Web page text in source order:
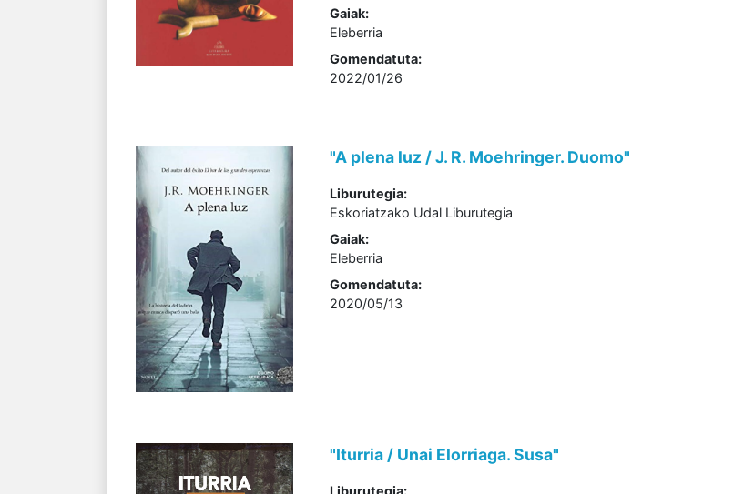
Gaiak:
Eleberria
Gomendatuta:
2022/01/26
"A plena luz / J. R. Moehringer. Duomo"
Liburutegia:
Eskoriatzako Udal Liburutegia
Gaiak:
Eleberria
Gomendatuta:
2020/05/13
"Iturria / Unai Elorriaga. Susa"
Liburutegia: